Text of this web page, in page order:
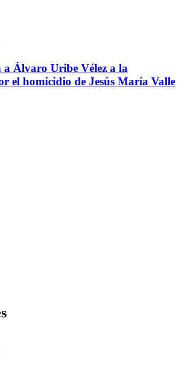
a Álvaro Uribe Vélez a la
el homicidio de Jesús María Valle